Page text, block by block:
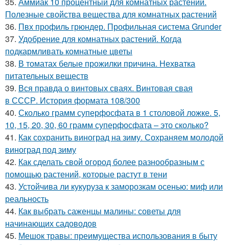
Полезные свойства вещества для комнатных растений
36. Пвх профиль грюндер. Профильная система Grunder
37. Удобрение для комнатных растений. Когда
подкармливать комнатные цветы
38. В томатах белые прожилки причина. Нехватка
питательных веществ
39. Вся правда о винтовых сваях. Винтовая свая
в СССР. История формата 108/300
40. Сколько грамм суперфосфата в 1 столовой ложке. 5,
10, 15, 20, 30, 60 грамм суперфосфата – это сколько?
41. Как сохранить виноград на зиму. Сохраняем молодой
виноград под зиму
42. Как сделать свой огород более разнообразным с
помощью растений, которые растут в тени
43. Устойчива ли кукуруза к заморозкам осенью: миф или
реальность
44. Как выбрать саженцы малины: советы для
начинающих садоводов
45. Мешок травы: преимущества использования в быту